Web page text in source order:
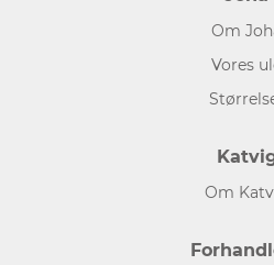
Om
Vores
Om